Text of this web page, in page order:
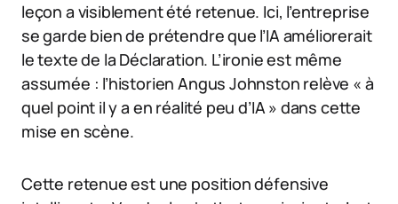
leçon a visiblement été retenue. Ici, l’entreprise
se garde bien de prétendre que l’IA améliorerait
le texte de la Déclaration. L’ironie est même
assumée : l’historien Angus Johnston relève « à
quel point il y a en réalité peu d’IA » dans cette
mise en scène.
Cette retenue est une position défensive